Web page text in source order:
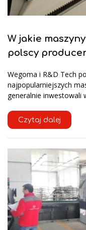
W jakie
polscy
Wegoma i R&D Tech
najpopularniejszych
generalnie inwestowali
Czytaj dalej